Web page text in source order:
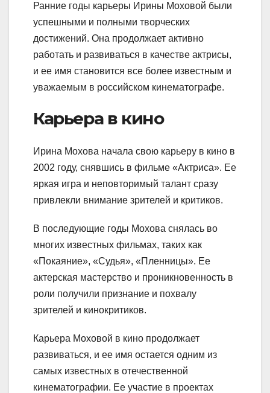
Ранние годы карьеры Ирины Моховой были
успешными и полными творческих
достижений. Она продолжает активно
работать и развиваться в качестве актрисы,
и ее имя становится все более известным и
уважаемым в российском кинематографе.
Карьера в кино
Ирина Мохова начала свою карьеру в кино в
2002 году, снявшись в фильме «Актриса». Ее
яркая игра и неповторимый талант сразу
привлекли внимание зрителей и критиков.
В последующие годы Мохова снялась во
многих известных фильмах, таких как
«Покаяние», «Судья», «Пленницы». Ее
актерская мастерство и проникновенность в
роли получили признание и похвалу
зрителей и кинокритиков.
Карьера Моховой в кино продолжает
развиваться, и ее имя остается одним из
самых известных в отечественной
кинематографии. Ее участие в проектах